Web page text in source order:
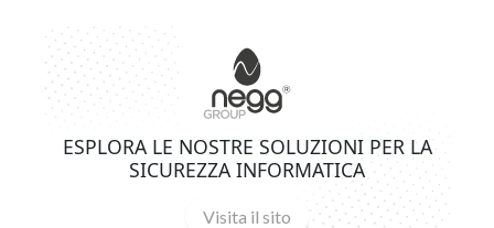
ESPLORA LE NOSTRE SOLUZIONI PER LA
SICUREZZA INFORMATICA
Visita il sito